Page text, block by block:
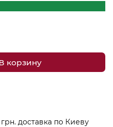
корзину
доставка по Киеву